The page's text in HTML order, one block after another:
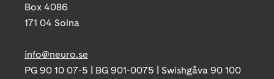
Box 4086
171 04 Solna
info@neuro.se
PG 90 10 07-5 | BG 901-0075 | Swishgåva 90 100